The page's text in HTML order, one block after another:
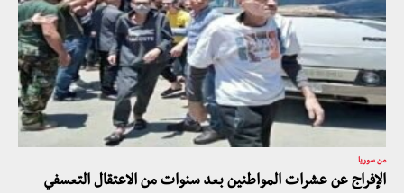
من سوريا
الإفراج عن عشرات المواطنين بعد سنوات من الاعتقال التعسفي